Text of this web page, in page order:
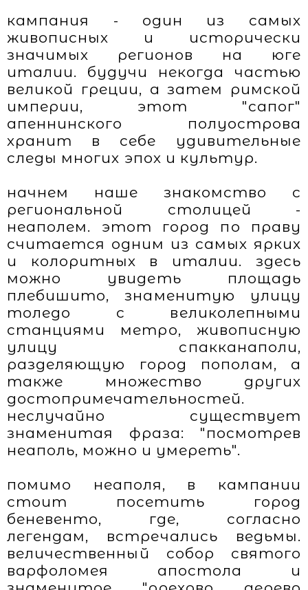
кампания - один из самых
живописных и исторически
значимых регионов на юге
италии. будучи некогда частью
великой греции, а затем римской
империи, этот "сапог"
апеннинского полуострова
хранит в себе удивительные
следы многих эпох и культур.
начнем наше знакомство с
региональной столицей -
неаполем. этот город по праву
считается одним из самых ярких
и колоритных в италии. здесь
можно увидеть площадь
плебишито, знаменитую улицу
толедо с великолепными
станциями метро, живописную
улицу спакканаполи,
разделяющую город пополам, а
также множество других
достопримечательностей.
неслучайно существует
знаменитая фраза: "посмотрев
неаполь, можно и умереть".
помимо неаполя, в кампании
стоит посетить город
беневенто, где, согласно
легендам, встречались ведьмы.
величественный собор святого
варфоломея апостола и